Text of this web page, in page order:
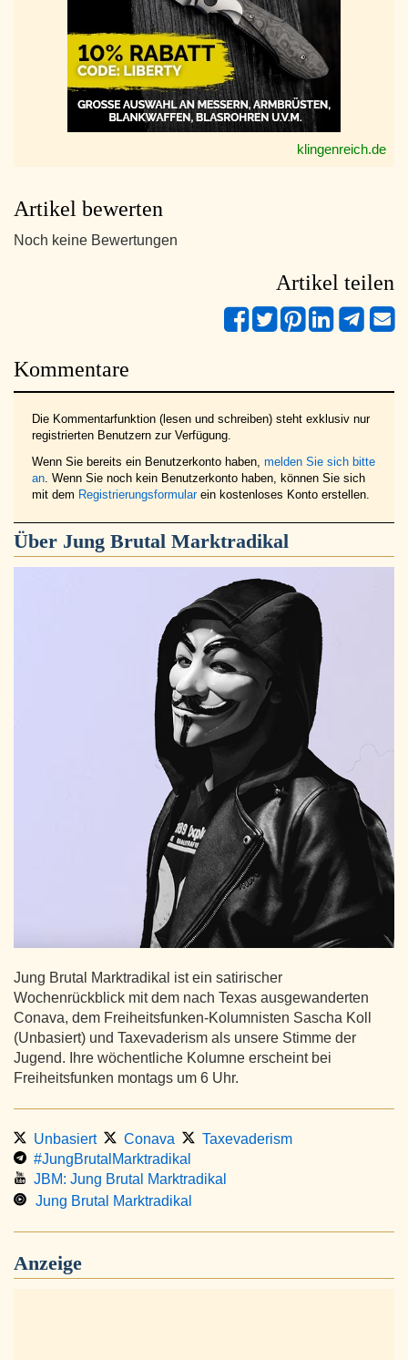
klingenreich.de
Artikel bewerten
Noch keine Bewertungen
Artikel teilen
Kommentare
Die Kommentarfunktion (lesen und schreiben) steht exklusiv nur
registrierten Benutzern zur Verfügung.
Wenn Sie bereits ein Benutzerkonto haben, melden Sie sich bitte
an . Wenn Sie noch kein Benutzerkonto haben, können Sie sich
mit dem Registrierungsformularein kostenloses Konto erstellen.
Über Jung Brutal Marktradikal
Jung Brutal Marktradikal ist ein satirischer
Wochenrückblick mit dem nach Texas ausgewanderten
Conava, dem Freiheitsfunken-Kolumnisten Sascha Koll
(Unbasiert) und Taxevaderism als unsere Stimme der
Jugend. Ihre wöchentliche Kolumne erscheint bei
Freiheitsfunken montags um 6 Uhr.
Unbasiert Conava
Taxevaderism
#JungBrutalMarktradikal
JBM: Jung Brutal Marktradikal
Jung Brutal Marktradikal
Anzeige